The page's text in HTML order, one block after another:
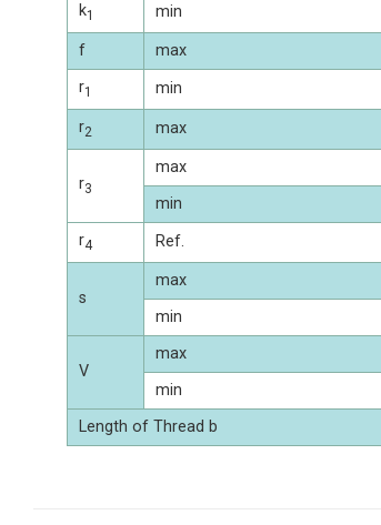
k1 min
f max
r1 min
r2 max
r3
max
min
r4 Ref.
s
max
min
V
max
min
Length of Thread b